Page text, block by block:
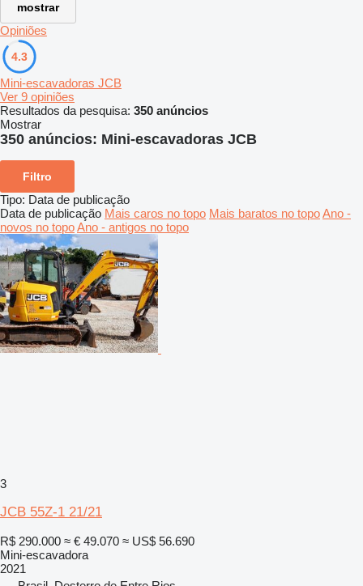
mostrar
Opiniões
4.3
Mini-escavadoras JCB
Ver 9 opiniões
Resultados da pesquisa: 350 anúncios
Mostrar
350 anúncios: Mini-escavadoras JCB
Filtro
Tipo: Data de publicação
Data de publicação Mais caros no topo Mais baratos no topoAno -
novos no topoAno - antigos no topo
3
JCB 55Z-1 21/21
R$ 290.000 ≈ € 49.070 ≈ US$ 56.690
Mini-escavadora
2021